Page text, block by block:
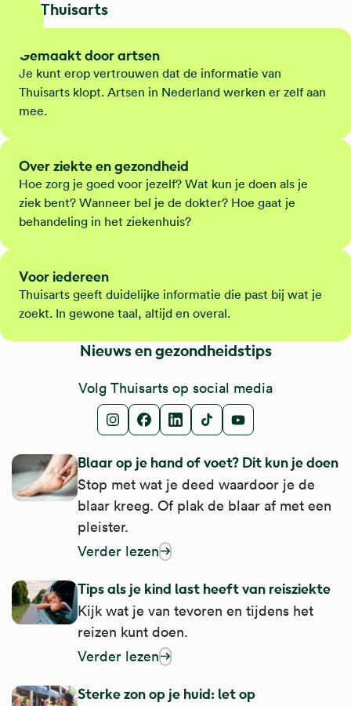
Dit is Thuisarts
Gemaakt door artsen
Je kunt erop vertrouwen dat de informatie van
Thuisarts klopt. Artsen in Nederland werken er zelf aan
mee.
Over ziekte en gezondheid
Hoe zorg je goed voor jezelf? Wat kun je doen als je
ziek bent? Wanneer bel je de dokter? Hoe gaat je
behandeling in het ziekenhuis?
Voor iedereen
Thuisarts geeft duidelijke informatie die past bij wat je
zoekt. In gewone taal, altijd en overal.
Nieuws en gezondheidstips
Volg Thuisarts op social media
InstagramFacebook
LinkedIn
TikTokYoutube
Blaar op je hand of voet? Dit kun je doen
Stop met wat je deed waardoor je de
blaar kreeg. Of plak de blaar af met een
pleister.
Verder lezen
over blaar op je hand of voet? Dit kun je
Tips als je kind last heeft van reisziekte
Kijk wat je van tevoren en tijdens het
reizen kunt doen.
Verder lezen
over tips als je kind last heeft van
Sterke zon op je huid: let op